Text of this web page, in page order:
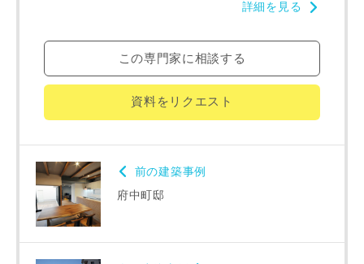
詳細を見る
この専門家に相談する
資料をリクエスト
前の建築事例
府中町邸
希望の予算
万円〜 万円
完成希望時期
ない場合があります。あらかじめご了承ください。
閉じる